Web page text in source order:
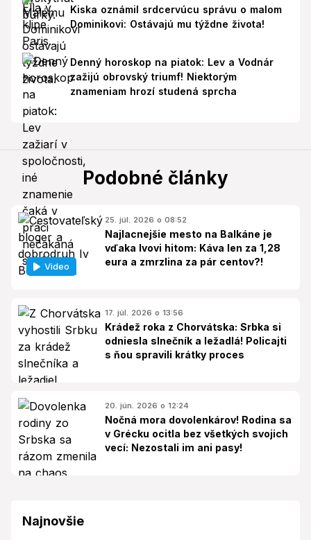
Kiska oznámil srdcervúcu správu o malom
Dominikovi: Ostávajú mu týždne života!
Denný horoskop na piatok: Lev a Vodnár
zažijú obrovský triumf! Niektorým
znameniam hrozí studená sprcha
Podobné články
Video
25. júl. 2026 o 08:52
Najlacnejšie mesto na Balkáne je
vďaka Ivovi hitom: Káva len za 1,28
eura a zmrzlina za pár centov?!
17. júl. 2026 o 13:56
Krádež roka z Chorvátska: Srbka si
odniesla slnečník a ležadlá! Policajti
s ňou spravili krátky proces
20. jún. 2026 o 12:24
Nočná mora dovolenkárov! Rodina sa
v Grécku ocitla bez všetkých svojich
vecí: Nezostali im ani pasy!
Najnovšie